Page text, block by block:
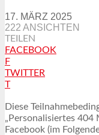
17. MÄRZ 2025
222 ANSICHTEN
TEILEN
FACEBOOK
F
TWITTER
T
Diese
„Personalisiertes 404
Facebook (im